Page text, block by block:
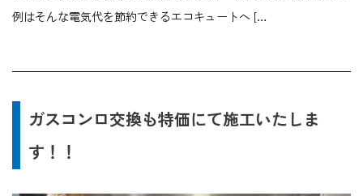
例はそんな電気代を節約できるエコキュートへ […
ガスコンロ交換も特価にて施工いたしま
す！！